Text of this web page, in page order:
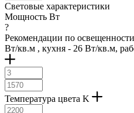
Световые характеристики
Мощность Вт
?
Рекомендации по
Вт/кв.м , кухня - 26 Вт/кв.м,
Температура цвета K